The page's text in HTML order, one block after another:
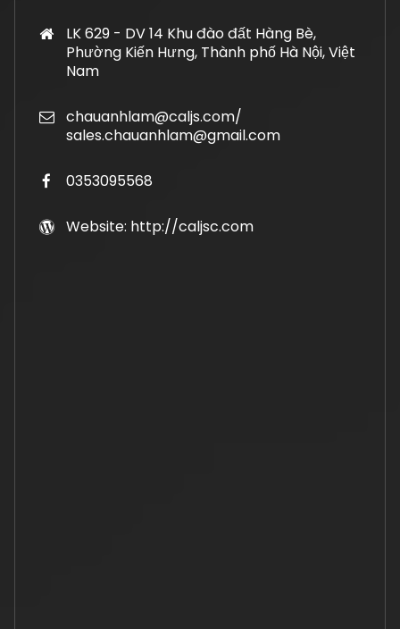
LK 629 - DV 14 Khu đào đất Hàng Bè,
Phường Kiến Hưng, Thành phố Hà Nội, Việt
Nam
chauanhlam@caljs.com/
sales.chauanhlam@gmail.com
0353095568
Website: http://caljsc.com